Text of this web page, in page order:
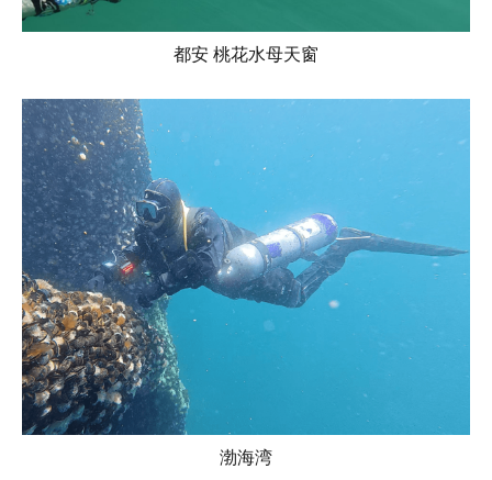
都安 桃花水母天窗
渤海湾